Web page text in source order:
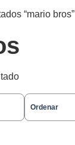
2
“mario bros”
Ordenar